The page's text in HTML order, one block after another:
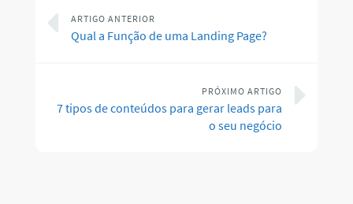
ARTIGO ANTERIOR
Qual a Função de uma Landing Page?
PRÓXIMO ARTIGO
7 tipos de conteúdos para gerar leads para
o seu negócio